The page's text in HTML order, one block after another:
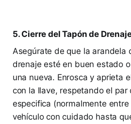
5. Cierre del Tapón de
Asegúrate de que la arandela
drenaje esté en buen estado
una nueva. Enrosca y aprieta
con la llave, respetando el par
especifica (normalmente
vehículo con cuidado hasta